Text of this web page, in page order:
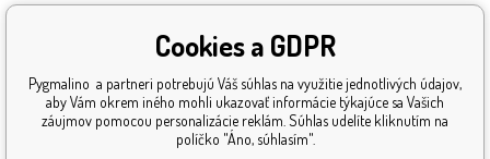
Získané ocenenia
Katalóg hračiek
Mapa stránok
Cookies a GDPR
Pygmalino a partneri potrebujú Váš súhlas na využitie jednotlivých údajov,
aby Vám okrem iného mohli ukazovať informácie týkajúce sa Vašich
záujmov pomocou personalizácie reklám. Súhlas udelíte kliknutím na
políčko "Áno, súhlasím".